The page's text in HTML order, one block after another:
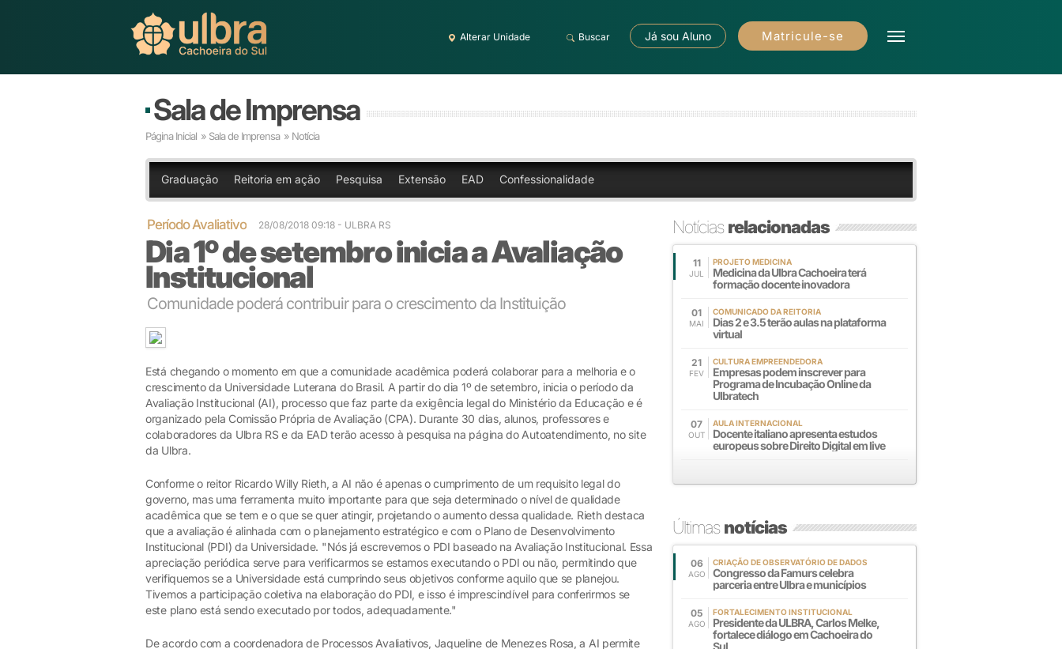
Alterar Unidade Buscar Já sou Aluno Matricule-se
Sala de Imprensa
Página Inicial » Sala de Imprensa » Notícia
Graduação Reitoria em ação Pesquisa Extensão EAD Confessionalidade
Período Avaliativo 28/08/2018 09:18 - ULBRA RS
Dia 1º de setembro inicia a Avaliação
Institucional
Comunidade poderá contribuir para o crescimento da Instituição
Está chegando o momento em que a comunidade acadêmica poderá colaborar para a melhoria e o
crescimento da Universidade Luterana do Brasil. A partir do dia 1º de setembro, inicia o período da
Avaliação Institucional (AI), processo que faz parte da exigência legal do Ministério da Educação e é
organizado pela Comissão Própria de Avaliação (CPA). Durante 30 dias, alunos, professores e
colaboradores da Ulbra RS e da EAD terão acesso à pesquisa na página do Autoatendimento, no site
da Ulbra.
Conforme o reitor Ricardo Willy Rieth, a AI não é apenas o cumprimento de um requisito legal do
governo, mas uma ferramenta muito importante para que seja determinado o nível de qualidade
acadêmica que se tem e o que se quer atingir, projetando o aumento dessa qualidade. Rieth destaca
que a avaliação é alinhada com o planejamento estratégico e com o Plano de Desenvolvimento
Institucional (PDI) da Universidade. "Nós já escrevemos o PDI baseado na Avaliação Institucional. Essa
apreciação periódica serve para verificarmos se estamos executando o PDI ou não, permitindo que
verifiquemos se a Universidade está cumprindo seus objetivos conforme aquilo que se planejou.
Tivemos a participação coletiva na elaboração do PDI, e isso é imprescindível para conferirmos se
este plano está sendo executado por todos, adequadamente."
De acordo com a coordenadora de Processos Avaliativos, Jaqueline de Menezes Rosa, a AI permite
Notíciasrelacionadas
11
JUL
PROJETO MEDICINA
Medicina da Ulbra Cachoeira terá
formação docente inovadora
01
MAI
COMUNICADO DA REITORIA
Dias 2 e 3.5 terão aulas na plataforma
virtual
21
FEV
CULTURA EMPREENDEDORA
Empresas podem inscrever para
Programa de Incubação Online da
Ulbratech
07
OUT
AULA INTERNACIONAL
Docente italiano apresenta estudos
europeus sobre Direito Digital em live
Últimasnotícias
06
AGO
CRIAÇÃO DE OBSERVATÓRIO DE DADOS
Congresso da Famurs celebra
parceria entre Ulbra e municípios
05
AGO
FORTALECIMENTO INSTITUCIONAL
Presidente da ULBRA, Carlos Melke,
fortalece diálogo em Cachoeira do
Sul